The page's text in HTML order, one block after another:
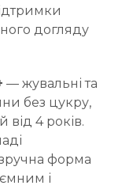
догляду
— жувальні та
без цукру,
від 4 років.
форма
і